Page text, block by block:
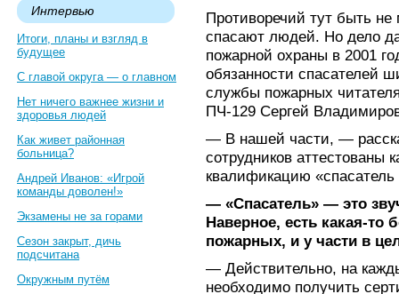
Интервью
Итоги, планы и взгляд в
будущее
С главой округа — о главном
Нет ничего важнее жизни и
здоровья людей
Как живет районная
больница?
Андрей Иванов: «Игрой
команды доволен!»
Экзамены не за горами
Сезон закрыт, дичь
подсчитана
Окружным путём
Противоречий тут быть
спасают людей. Но дело
пожарной охраны в 2001
обязанности спасателей
службы пожарных
ПЧ-129 Сергей
— В нашей части, —
сотрудников аттестованы
квалификацию
— «Спасатель» — это
Наверное, есть какая-то
пожарных, и у части в
— Действительно, на
необходимо получить